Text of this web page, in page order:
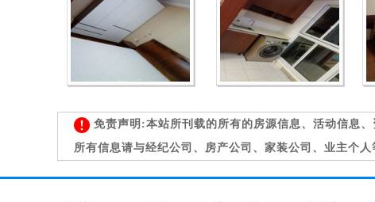
免责声明:本站所刊载的所有的房源信息、活动信息
所有信息请与经纪公司、房产公司、家装公司、业主个人